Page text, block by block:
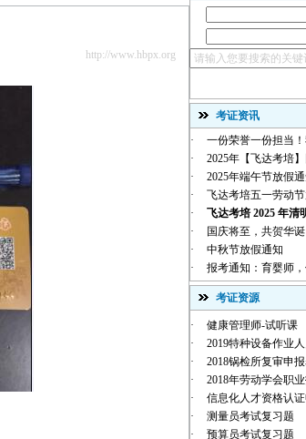
http://www.hbpx.org
考证资讯
·
一份荣誉一份担当
·
2025年【飞达考培
·
2025年端午节放假
·
飞达考培五一劳动
·
飞达考培 2025 年清
·
国庆将至，共贺华诞
·
中秋节放假通知
·
报考通知：育婴师
考证资源
·
健康管理师-试听课
·
2019特种设备作业
·
2018锅检所复审申
·
2018年劳动学会职
·
信息化人才资格认
·
测量员考试复习题
·
预算员考试复习题